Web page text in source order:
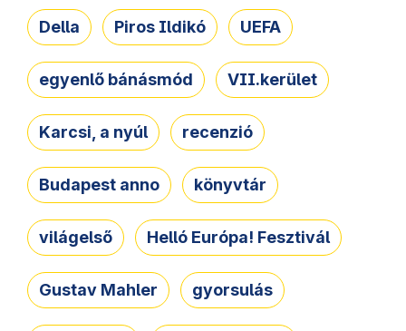
Della Piros Ildikó UEFA
egyenlő bánásmód VII.kerület
Karcsi, a nyúl recenzió
Budapest anno könyvtár
világelső Helló Európa! Fesztivál
Gustav Mahler gyorsulás